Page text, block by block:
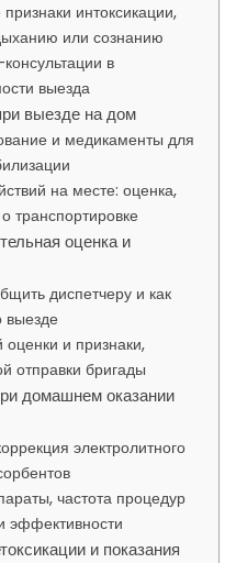
интоксикации,
или сознанию
в
выезда
выезде на дом
и медикаменты для
на месте: оценка,
транспортировке
оценка и
диспетчеру и как
выезде
и признаки,
отправки бригады
домашнем оказании
электролитного
частота процедур
эффективности
и показания